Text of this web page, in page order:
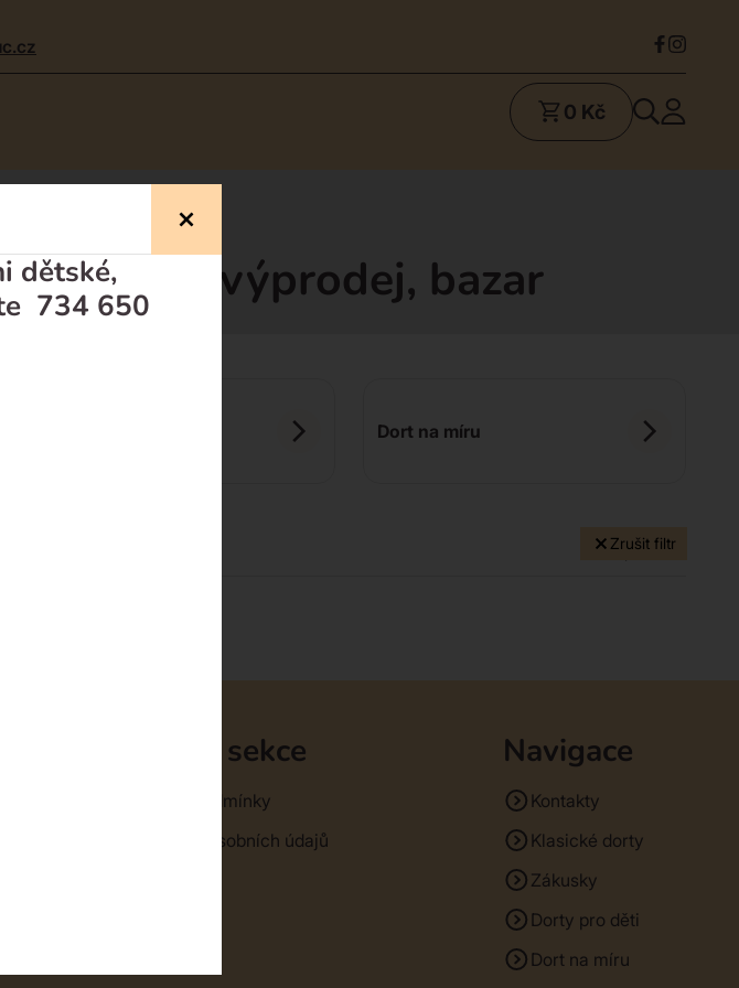
0 Kč
výprodej, bazar
Dort na míru
Zrušit filtr
0 produktů
Klientská sekce
Obchodní podmínky
Zpracování osobních údajů
Navigace
Kontakty
Klasické dorty
Zákusky
Dorty pro děti
Dort na míru
dětské,
734 650